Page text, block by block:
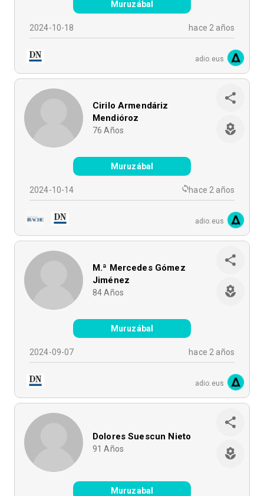
Muruzábal
2024-10-18 hace 2 años
adio.eus
Cirilo Armendáriz
Mendióroz
76 Años
Muruzábal
2024-10-14 hace 2 años
adio.eus
M.ª Mercedes Gómez
Jiménez
84 Años
Muruzábal
2024-09-07 hace 2 años
adio.eus
Dolores Suescun Nieto
91 Años
Muruzabal